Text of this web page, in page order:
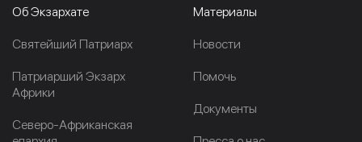
Об Экзархате
Cвятейший Патриарх
Патриарший Экзарх
Африки
Северо-Африканская
Материалы
Новости
Помочь
Документы